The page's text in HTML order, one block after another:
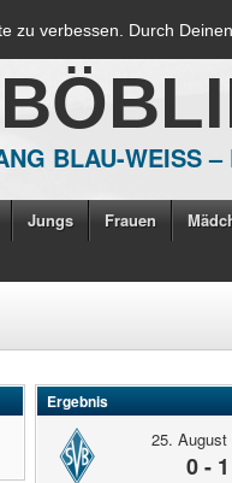
zu verbessen. Durch
BLAU-WEISS
Jungs Frauen
Ergebnis
25. August
0 - 1